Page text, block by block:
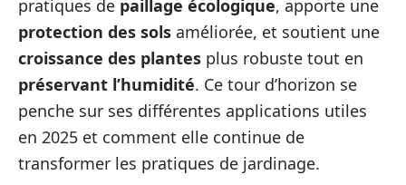
pratiques de paillage écologique, apporte une
protection des sols améliorée, et soutient une
croissance des plantes plus robuste tout en
préservant l’humidité. Ce tour d’horizon se
penche sur ses différentes applications utiles
en 2025 et comment elle continue de
transformer les pratiques de jardinage.